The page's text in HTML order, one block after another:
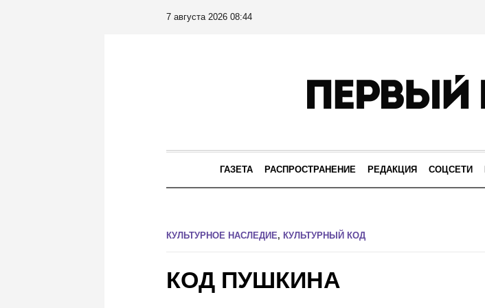
7 августа 2026 08:44
ГАЗЕТА РАСПРОСТРАНЕНИЕ РЕДАКЦИЯ СОЦСЕТИ
КУЛЬТУРНОЕ НАСЛЕДИЕ, КУЛЬТУРНЫЙ КОД
КОД ПУШКИНА